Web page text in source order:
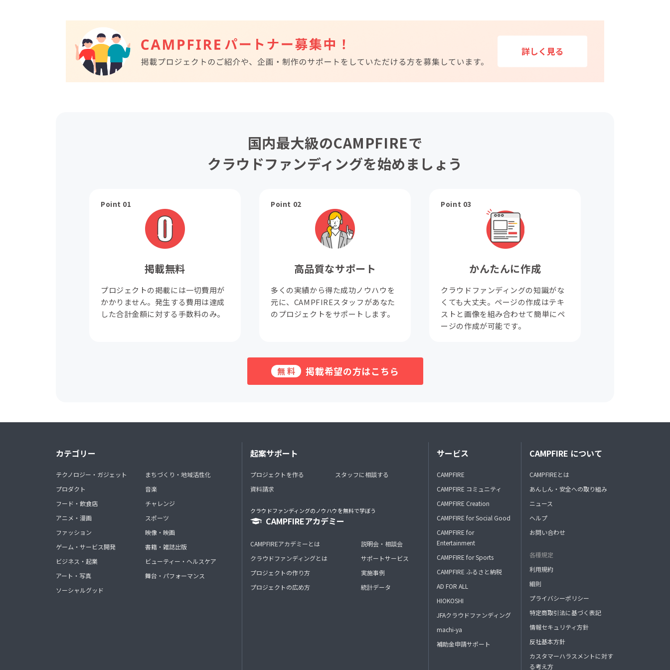
国内最大級のCAMPFIREで
クラウドファンディングを始めましょう
Point 01
掲載無料
プロジェクトの掲載には一切費用が
かかりません。発生する費用は達成
した合計金額に対する手数料のみ。
Point 02
高品質なサポート
多くの実績から得た成功ノウハウを
元に、CAMPFIREスタッフがあなた
のプロジェクトをサポートします。
Point 03
かんたんに作成
クラウドファンディングの知識がな
くても大丈夫。ページの作成はテキ
ストと画像を組み合わせて簡単にペ
ージの作成が可能です。
無料 掲載希望の方はこちら
カテゴリー
テクノロジー・ガジェット
プロダクト
フード・飲食店
アニメ・漫画
ファッション
ゲーム・サービス開発
ビジネス・起業
アート・写真
ソーシャルグッド
まちづくり・地域活性化
音楽
チャレンジ
スポーツ
映像・映画
書籍・雑誌出版
ビューティー・ヘルスケア
舞台・パフォーマンス
起案サポート
プロジェクトを作る
資料請求
スタッフに相談する
クラウドファンディングのノウハウを無料で学ぼう
CAMPFIREアカデミー
CAMPFIREアカデミーとは
クラウドファンディングとは
プロジェクトの作り方
プロジェクトの広め方
説明会・相談会
サポートサービス
実施事例
統計データ
サービス
CAMPFIRE
CAMPFIRE コミュニティ
CAMPFIRE Creation
CAMPFIRE for Social Good
CAMPFIRE for
Entertainment
CAMPFIRE for Sports
CAMPFIRE ふるさと納税
AD FOR ALL
HIOKOSHI
JFAクラウドファンディング
machi-ya
補助金申請サポート
CAMPFIRE について
CAMPFIREとは
あんしん・安全への取り組み
ニュース
ヘルプ
お問い合わせ
各種規定
利用規約
細則
プライバシーポリシー
特定商取引法に基づく表記
情報セキュリティ方針
反社基本方針
カスタマーハラスメントに対す
る考え方